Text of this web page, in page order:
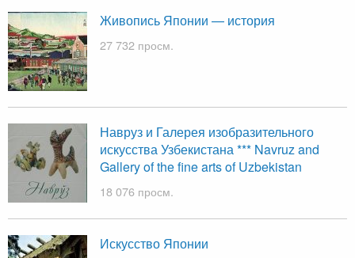
Живопись Японии — история
27 732 просм.
Навруз и Галерея изобразительного
искусства Узбекистана *** Navruz and
Gallery of the fine arts of Uzbekistan
18 076 просм.
Искусство Японии